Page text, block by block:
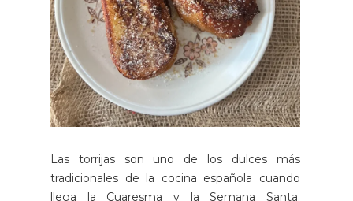
Las torrijas son uno de los dulces más
tradicionales de la cocina española cuando
llega la Cuaresma y la Semana Santa.